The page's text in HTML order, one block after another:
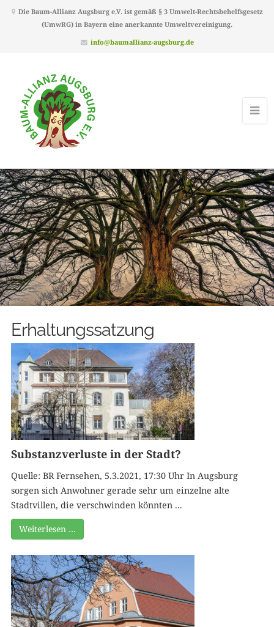
Die Baum-Allianz Augsburg e.V. ist gemäß § 3 Umwelt-Rechtsbehelfsgesetz
(UmwRG) in Bayern eine anerkannte Umweltvereinigung.
info@baumallianz-augsburg.de
Erhaltungssatzung
Substanzverluste in der Stadt?
Quelle: BR Fernsehen, 5.3.2021, 17:30 Uhr In Augsburg
sorgen sich Anwohner gerade sehr um einzelne alte
Stadtvillen, die verschwinden könnten ...
Weiterlesen …